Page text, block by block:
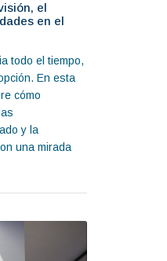
el
en el
todo el tiempo,
En esta
cómo
y la
una mirada